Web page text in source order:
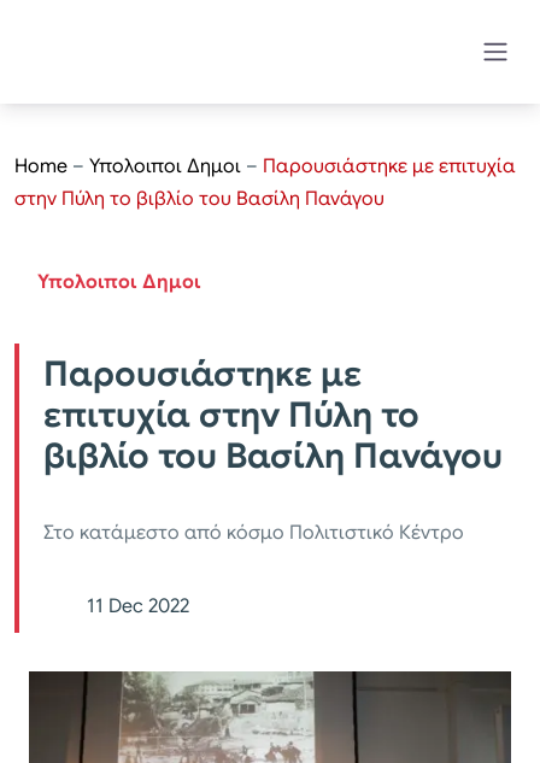
Home – Υπολοιποι Δημοι – Παρουσιάστηκε με επιτυχία
στην Πύλη το βιβλίο του Βασίλη Πανάγου
Υπολοιποι Δημοι
Παρουσιάστηκε με
επιτυχία στην Πύλη το
βιβλίο του Βασίλη Πανάγου
Στο κατάμεστο από κόσμο Πολιτιστικό Κέντρο
11 Dec 2022